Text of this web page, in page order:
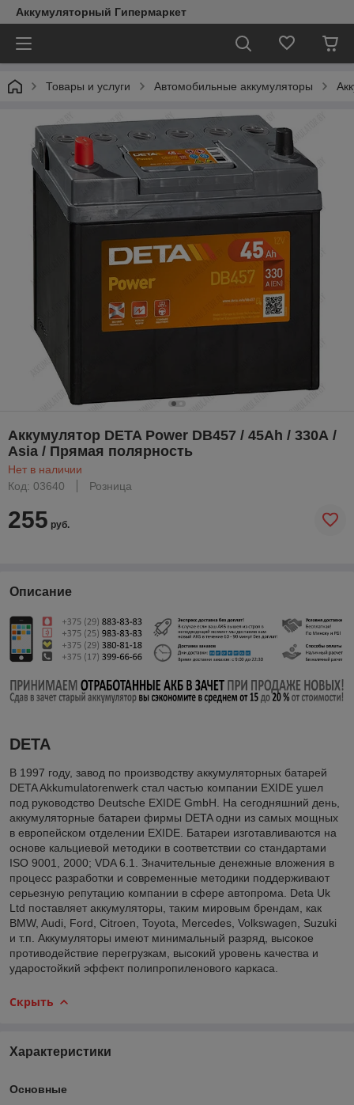
Аккумуляторный Гипермаркет
Товары и услуги Автомобильные аккумуляторы
Аккумулятор DETA Power DB457 / 45Ah / 330А /
Asia / Прямая полярность
Нет в наличии
Код: 03640
Розница
255 руб.
Описание
DETA
В 1997 году, завод по производству аккумуляторных батарей
DETA Akkumulatorenwerk стал частью компании EXIDE ушел
под руководство Deutsche EXIDE GmbH. На сегодняшний день,
аккумуляторные батареи фирмы DETA одни из самых мощных
в европейском отделении EXIDE. Батареи изготавливаются на
основе кальциевой методики в соответствии со стандартами
ISO 9001, 2000; VDA 6.1. Значительные денежные вложения в
процесс разработки и современные методики поддерживают
серьезную репутацию компании в сфере автопрома. Deta Uk
Ltd поставляет аккумуляторы, таким мировым брендам, как
BMW, Audi, Ford, Citroen, Toyota, Mercedes, Volkswagen, Suzuki
и т.п. Аккумуляторы имеют минимальный разряд, высокое
противодействие перегрузкам, высокий уровень качества и
ударостойкий эффект полипропиленового каркаса.
Скрыть
Характеристики
Основные